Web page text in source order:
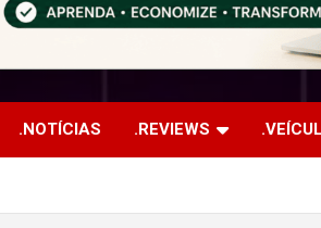
.NOTÍCIAS .REVIEWS